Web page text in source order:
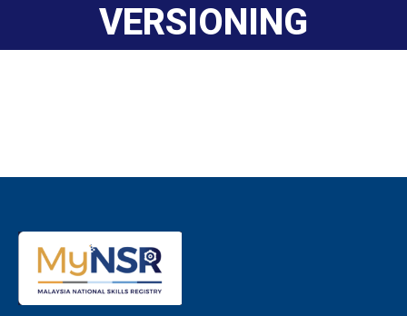
VERSIONING